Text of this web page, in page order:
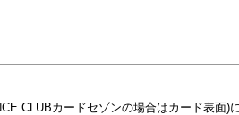
CLUBカードセゾンの場合はカード表面)